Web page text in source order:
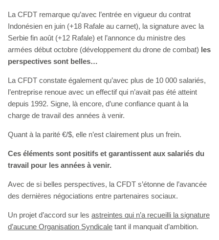
La CFDT remarque qu’avec l’entrée en vigueur du contrat
Indonésien en juin (+18 Rafale au carnet), la signature avec la
Serbie fin août (+12 Rafale) et l’annonce du ministre des
armées début octobre (développement du drone de combat) les
perspectives sont belles…
La CFDT constate également qu’avec plus de 10 000 salariés,
l’entreprise renoue avec un effectif qui n’avait pas été atteint
depuis 1992. Signe, là encore, d’une confiance quant à la
charge de travail des années à venir.
Quant à la parité €/$, elle n’est clairement plus un frein.
Ces éléments sont positifs et garantissent aux salariés du
travail pour les années à venir.
Avec de si belles perspectives, la CFDT s’étonne de l’avancée
des dernières négociations entre partenaires sociaux.
Un projet d’accord sur les astreintes qui n’a recueilli la signature
d’aucune Organisation Syndicale tant il manquait d’ambition.